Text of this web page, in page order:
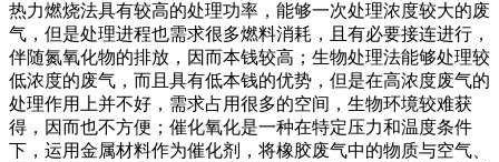
热力燃烧法具有较高的处理功率，能够一次处理浓度较大的废
气，但是处理进程也需求很多燃料消耗，且有必要接连进行，
伴随氮氧化物的排放，因而本钱较高；生物处理法能够处理较
低浓度的废气，而且具有低本钱的优势，但是在高浓度废气的
处理作用上并不好，需求占用很多的空间，生物环境较难获
得，因而也不方便；催化氧化是一种在特定压力和温度条件
下，运用金属材料作为催化剂，将橡胶废气中的物质与空气、